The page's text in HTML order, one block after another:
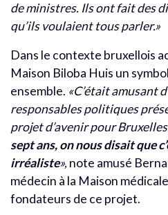
de ministres. Ils ont fait des
qu’ils voulaient tous parler.»
Dans le contexte bruxellois
Maison Biloba Huis un
ensemble. «C’était amusant
responsables politiques
projet d’avenir pour
sept ans, on nous disait que
irréaliste»,note amusé
médecin à la Maison
fondateurs de ce projet.